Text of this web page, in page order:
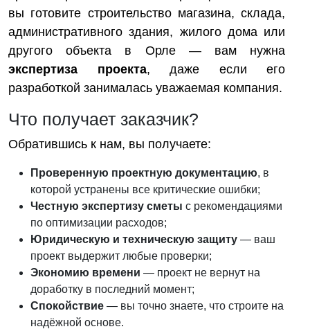
вы готовите строительство магазина, склада,
административного здания, жилого дома или
другого объекта в Орле — вам нужна
экспертиза проекта, даже если его
разработкой занималась уважаемая компания.
Что получает заказчик?
Обратившись к нам, вы получаете:
Проверенную проектную документацию, в
которой устранены все критические ошибки;
Честную экспертизу сметы с рекомендациями
по оптимизации расходов;
Юридическую и техническую защиту — ваш
проект выдержит любые проверки;
Экономию времени — проект не вернут на
доработку в последний момент;
Спокойствие — вы точно знаете, что строите на
надёжной основе.